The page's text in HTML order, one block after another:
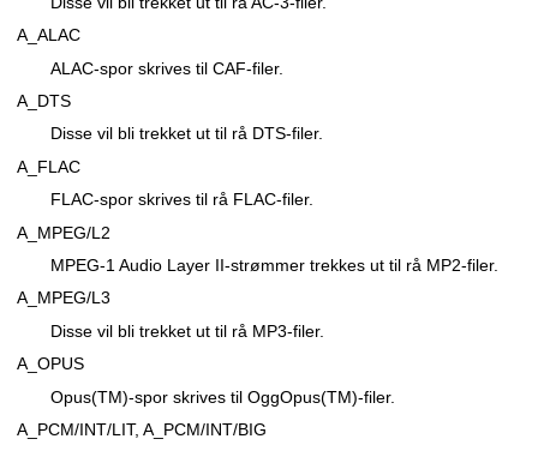
A_ALAC
ALAC-spor skrives til CAF-filer.
A_DTS
Disse vil bli trekket ut til rå DTS-filer.
A_FLAC
FLAC-spor skrives til rå FLAC-filer.
A_MPEG/L2
MPEG-1 Audio Layer II-strømmer trekkes ut til rå MP2-filer.
A_MPEG/L3
Disse vil bli trekket ut til rå MP3-filer.
A_OPUS
Opus(TM)-spor skrives til OggOpus(TM)-filer.
A_PCM/INT/LIT, A_PCM/INT/BIG